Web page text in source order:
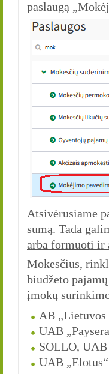
paslaugą
Atsivėrusiame
sumą. Tada
arba formuoti ir
Mokesčius,
biudžeto
įmokų
AB „Lietuvos
UAB
SOLLO,
UAB